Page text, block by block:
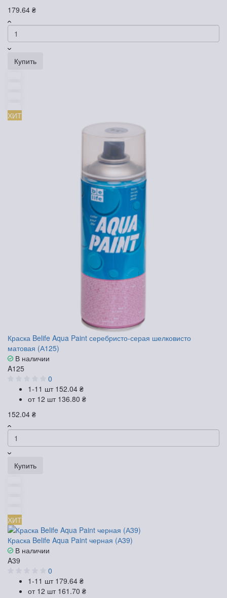
179.64 ₴
Купить
ХИТ
Краска Belife Aqua Paint серебристо-серая шелковисто
матовая (А125)
В наличии
A125
0
1-11 шт 152.04 ₴
от 12 шт 136.80 ₴
152.04 ₴
Купить
ХИТ
Краска Belife Aqua Paint черная (А39)
В наличии
A39
0
1-11 шт 179.64 ₴
от 12 шт 161.70 ₴